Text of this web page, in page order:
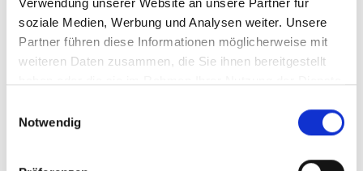
Verwendung unserer Website an unsere Partner für
soziale Medien, Werbung und Analysen weiter. Unsere
Partner führen diese Informationen möglicherweise mit
weiteren Daten zusammen, die Sie ihnen bereitgestellt
Notwendig
Ihr Partner für optimales
Sehen in Neumünster
Als erster Ansprechpartner für das gute Sehen sind wir
anatomisch und ästhetisch perfekt auf Ihre
individuellen Wünsche und Bedürfnisse angepasste
Sehhilfe kümmern. Wir sind auch oft die Ersten, die